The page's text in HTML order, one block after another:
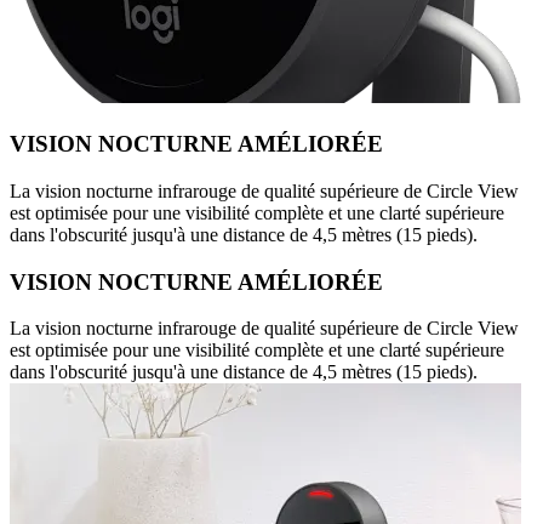
VISION NOCTURNE AMÉLIORÉE
La vision nocturne infrarouge de qualité supérieure de Circle View
est optimisée pour une visibilité complète et une clarté supérieure
dans l'obscurité jusqu'à une distance de 4,5 mètres (15 pieds).
VISION NOCTURNE AMÉLIORÉE
La vision nocturne infrarouge de qualité supérieure de Circle View
est optimisée pour une visibilité complète et une clarté supérieure
dans l'obscurité jusqu'à une distance de 4,5 mètres (15 pieds).